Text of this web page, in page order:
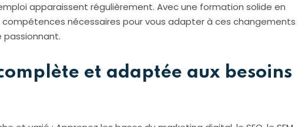
apparaissent régulièrement. Avec une formation solide en
compétences nécessaires pour vous adapter à ces changements
passionnant.
et adaptée aux besoins